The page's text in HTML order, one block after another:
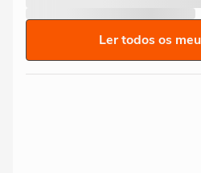
Ler todos os